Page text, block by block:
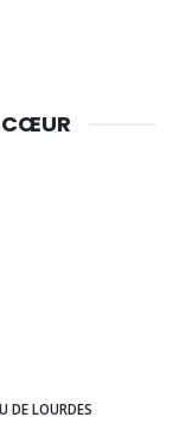
CŒUR
DE LOURDES